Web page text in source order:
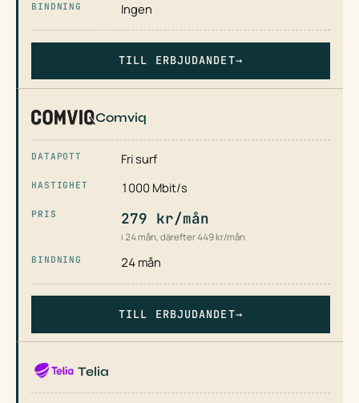
Ingen
TILL ERBJUDANDET→
Comviq
Fri surf
1000 Mbit/s
279 kr/mån
i 24 mån, därefter 449 kr/mån
24 mån
TILL ERBJUDANDET→
Telia